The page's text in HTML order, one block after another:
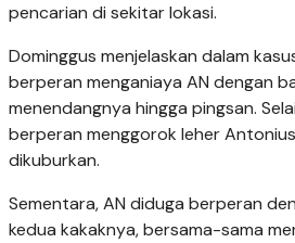
pencarian di sekitar lokasi.
Dominggus menjelaskan dalam
berperan menganiaya AN dengan
menendangnya hingga pingsan.
berperan menggorok leher
dikuburkan.
Sementara, AN diduga berperan
kedua kakaknya, bersama-sama